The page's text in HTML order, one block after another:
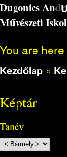
Dugonics
Művészeti
You are here
Kezdőlap »
Képtár
Tanév